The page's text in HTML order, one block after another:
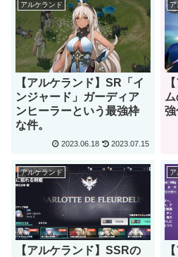
アルケランド
【アルケランド】SR「イ
ンジャード」ガーディア
ンヒーラーという最強枠
な件。
2023.06.18 2023.07.15
ア
強
アルケランド
【アルケランド】SSRの